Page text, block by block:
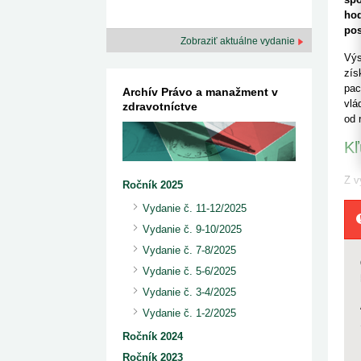
Ministerstvo zdravotníctva zverejnilo aktualizovaný
zoznam kategori...
29. 6. 2026
redakcia
29. 6. 2026
redakcia
Výzva na podporu dostupnosti zdravotnej
starostlivosti v centrách z...
22. 6. 2026
redakcia
Od 1. augusta 2026 sa
implementáciu nových
od
Z
Zobraziť aktuálne vydanie
Archív Právo a manažment v
zdravotníctve
Ročník 2025
Vydanie č. 11-12/2025
Vydanie č. 9-10/2025
Vydanie č. 7-8/2025
Vydanie č. 5-6/2025
Vydanie č. 3-4/2025
Vydanie č. 1-2/2025
Ročník 2024
Ročník 2023